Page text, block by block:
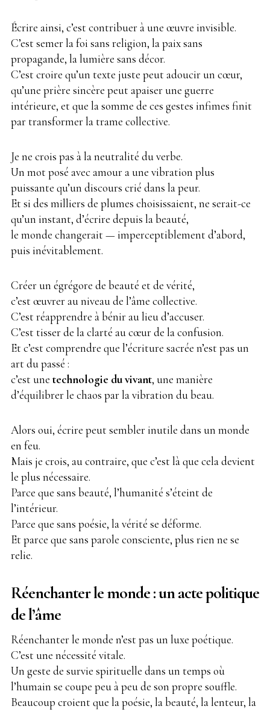
Écrire ainsi, c’est contribuer à une œuvre invisible.
C’est semer la foi sans religion, la paix sans
propagande, la lumière sans décor.
C’est croire qu’un texte juste peut adoucir un cœur,
qu’une prière sincère peut apaiser une guerre
intérieure, et que la somme de ces gestes infimes finit
par transformer la trame collective.
Je ne crois pas à la neutralité du verbe.
Un mot posé avec amour a une vibration plus
puissante qu’un discours crié dans la peur.
Et si des milliers de plumes choisissaient, ne serait-ce
qu’un instant, d’écrire depuis la beauté,
le monde changerait — imperceptiblement d’abord,
puis inévitablement.
Créer un égrégore de beauté et de vérité,
c’est œuvrer au niveau de l’âme collective.
C’est réapprendre à bénir au lieu d’accuser.
C’est tisser de la clarté au cœur de la confusion.
Et c’est comprendre que l’écriture sacrée n’est pas un
art du passé :
c’est une technologie du vivant, une manière
d’équilibrer le chaos par la vibration du beau.
Alors oui, écrire peut sembler inutile dans un monde
en feu.
Mais je crois, au contraire, que c’est là que cela devient
le plus nécessaire.
Parce que sans beauté, l’humanité s’éteint de
l’intérieur.
Parce que sans poésie, la vérité se déforme.
Et parce que sans parole consciente, plus rien ne se
relie.
Réenchanter le monde : un acte politique
de l’âme
Réenchanter le monde n’est pas un luxe poétique.
C’est une nécessité vitale.
Un geste de survie spirituelle dans un temps où
l’humain se coupe peu à peu de son propre souffle.
Beaucoup croient que la poésie, la beauté, la lenteur, la